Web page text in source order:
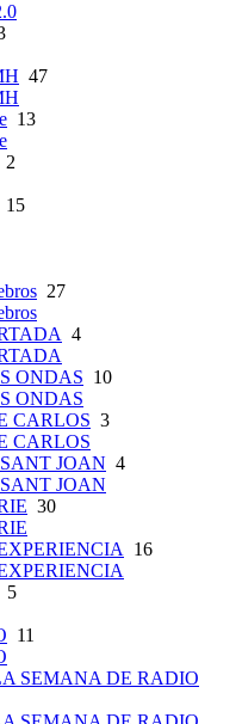
47
13
2
15
27
4
ONDAS 10
ONDAS
CARLOS 3
CARLOS
JOAN 4
JOAN
30
16
5
11
SEMANA DE RADIO